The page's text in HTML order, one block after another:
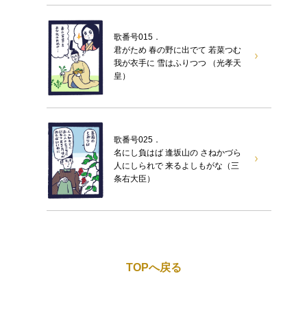
歌番号015．
君がため 春の野に出でて 若菜つむ
我が衣手に 雪はふりつつ （光孝天
皇）
歌番号025．
名にし負はば 逢坂山の さねかづら
人にしられで 来るよしもがな（三
条右大臣）
TOPへ戻る